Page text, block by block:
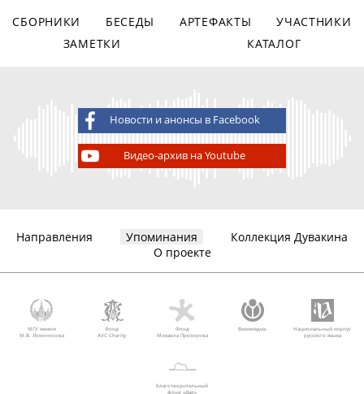
СБОРНИКИ БЕСЕДЫ АРТЕФАКТЫ
УЧАСТНИКИ
ЗАМЕТКИ
КАТАЛОГ
Новости и анонсы в Facebook
Видео-архив на Youtube
Направления Упоминания
Коллекция Дувакина
О проекте
МГУ имени
М.В. Ломоносова
Фонд
AVC Charity
Фонд
Михаила Прохорова
Викимедиа
Национальный корпус
русского языка
Благотворительный
фонд «Дар»